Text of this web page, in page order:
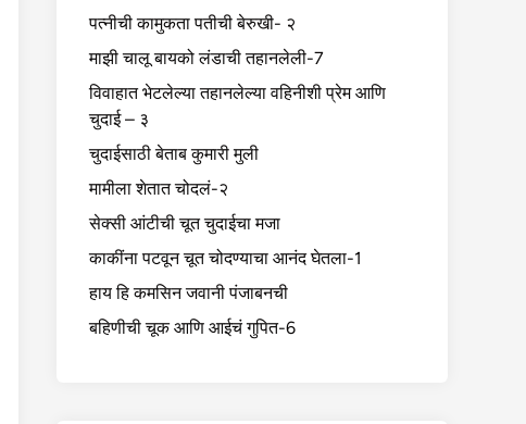
पत्नीची कामुकता पतीची बेरुखी- २
माझी चालू बायको लंडाची तहानलेली-7
विवाहात भेटलेल्या तहानलेल्या वहिनीशी प्रेम आणि
चुदाई – ३
चुदाईसाठी बेताब कुमारी मुली
मामीला शेतात चोदलं-२
सेक्सी आंटीची चूत चुदाईचा मजा
काकींना पटवून चूत चोदण्याचा आनंद घेतला-1
हाय हि कमसिन जवानी पंजाबनची
बहिणीची चूक आणि आईचं गुपित-6